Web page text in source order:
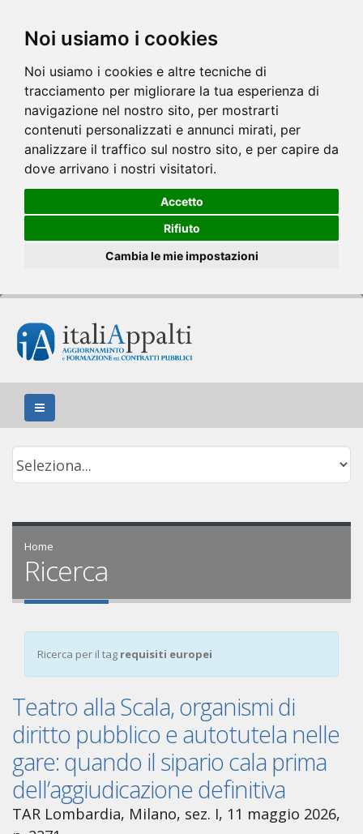
Noi usiamo i cookies
Noi usiamo i cookies e altre tecniche di
tracciamento per migliorare la tua esperienza di
navigazione nel nostro sito, per mostrarti
contenuti personalizzati e annunci mirati, per
analizzare il traffico sul nostro sito, e per capire da
dove arrivano i nostri visitatori.
Accetto
Rifiuto
Cambia le mie impostazioni
Home
Ricerca
Ricerca per il tag requisiti europei
Teatro alla Scala, organismi di
diritto pubblico e autotutela nelle
gare: quando il sipario cala prima
dell’aggiudicazione definitiva
TAR Lombardia, Milano, sez. I, 11 maggio 2026,